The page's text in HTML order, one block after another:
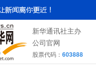
新华通讯社主办
公司官网
股票代码： 603888